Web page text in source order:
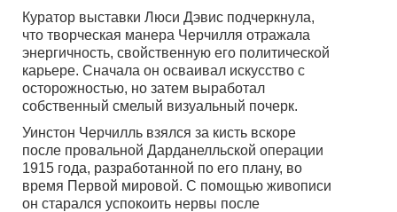
Куратор выставки Люси Дэвис подчеркнула,
что творческая манера Черчилля отражала
энергичность, свойственную его политической
карьере. Сначала он осваивал искусство с
осторожностью, но затем выработал
собственный смелый визуальный почерк.
Уинстон Черчилль взялся за кисть вскоре
после провальной Дарданелльской операции
1915 года, разработанной по его плану, во
время Первой мировой. С помощью живописи
он старался успокоить нервы после